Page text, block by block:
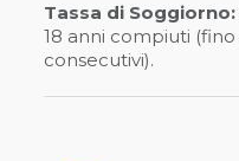
Tassa di
18 anni compiuti
consecutivi).